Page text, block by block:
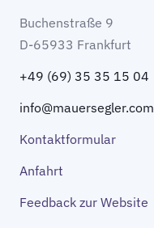
Buchenstraße 9
D-65933 Frankfurt
+49 (69) 35 35 15 04
info@mauersegler.com
Kontaktformular
Anfahrt
Feedback zur Website